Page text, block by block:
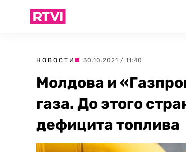
НОВОСТИ | 30.10.2021 / 11:40
Молдова и
газа. До этого
дефицита топлива